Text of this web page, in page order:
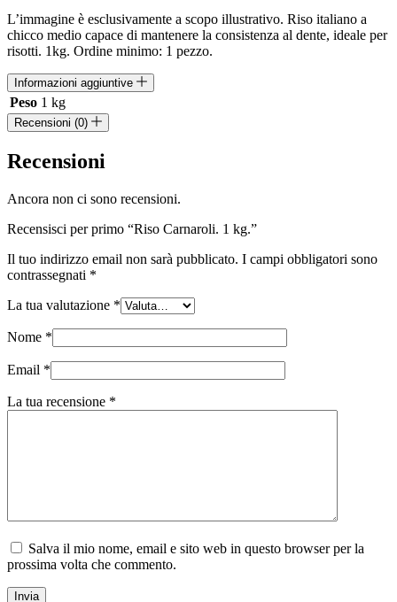
L’immagine è esclusivamente a scopo illustrativo. Riso italiano a
chicco medio capace di mantenere la consistenza al dente, ideale per
risotti. 1kg. Ordine minimo: 1 pezzo.
Informazioni aggiuntive
Peso 1 kg
Recensioni (0)
Recensioni
Ancora non ci sono recensioni.
Recensisci per primo “Riso Carnaroli. 1 kg.”
Il tuo indirizzo email non sarà pubblicato. I campi obbligatori sono
contrassegnati *
La tua valutazione *
Nome *
Email *
La tua recensione *
Salva il mio nome, email e sito web in questo browser per la
prossima volta che commento.
Invia